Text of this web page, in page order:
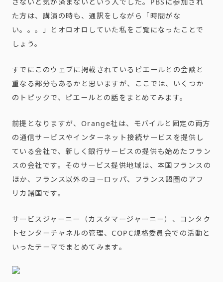
た方は、講演の時も、通訳をしながら「時間がな
い。。。」とオロオロしていた私をご覧になったことで
しょう。
すでにこのウェブに掲載されているピエールとの会談と
重なる部分もあるかと思いますが、ここでは、いくつか
のトピックで、ピエールとの話をまとめてみます。
前提となりますが、 Orange社は、モバイルと固定の両方
の通信サービスやインターネット接続サービスを提供し
ている会社で、新しく銀行サービスの提供も始めたフラン
スの会社です。そのサービス提供地域は、本国フランスの
ほか、フランス以外のヨーロッパ、フランス語圏のアフ
リカ諸国です。
サービスジャーニー（カスタマージャーニー）、コンタク
トセンターチャネルの管理、 COPC規格委員会での活動と
いったテーマでまとめてみます。